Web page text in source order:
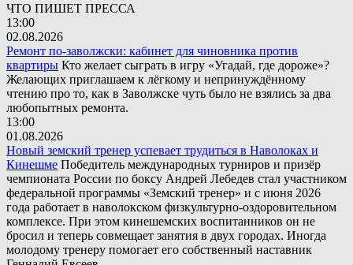
ЧТО ПИШЕТ ПРЕССА
13:00
02.08.2026
Ремонт по-заволжски: кабинет для чиновника против
квартиры Кто желает сыграть в игру «Угадай, где дороже»?
Желающих приглашаем к лёгкому и непринуждённому
чтению про то, как в Заволжске чуть было не взялись за два
любопытных ремонта.
13:00
01.08.2026
Новый земский тренер успевает трудиться в Наволоках и
Кинешме Победитель международных турниров и призёр
чемпионата России по боксу Андрей Лебедев стал участником
федеральной программы «Земский тренер» и с июня 2026
года работает в наволокском физкультурно-оздоровительном
комплексе. При этом кинешемских воспитанников он не
бросил и теперь совмещает занятия в двух городах. Иногда
молодому тренеру помогает его собственный наставник